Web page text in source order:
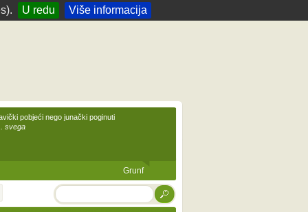
U redu Više informacija
pobjeći nego junački poginuti
svega
Grunf
TRAŽI